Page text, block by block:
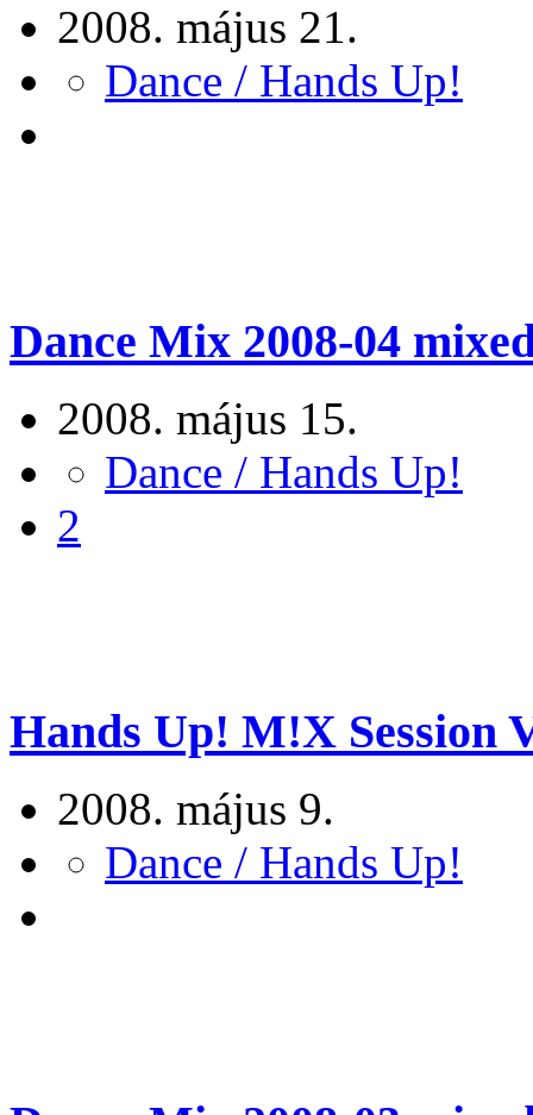
2008. május 21.
Dance / Hands Up!
Dance Mix 2008-04
2008. május 15.
Dance / Hands Up!
2
Hands Up! M!X Session
2008. május 9.
Dance / Hands Up!